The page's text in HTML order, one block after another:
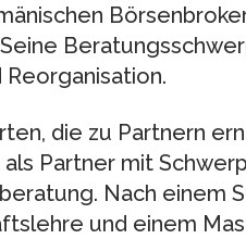
die zu Partnern
Partner mit
Nach einem
und einem